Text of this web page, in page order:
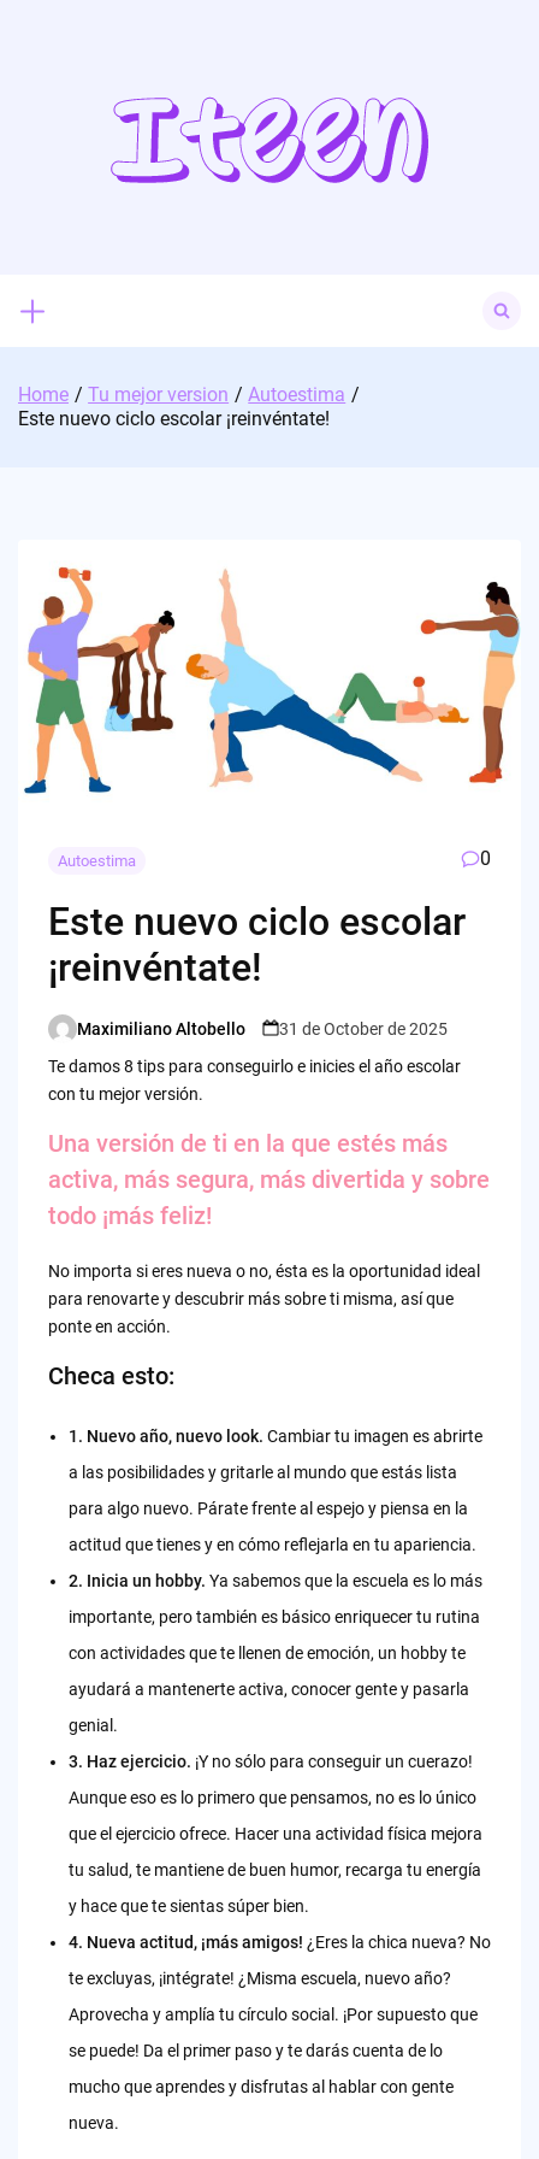
for:
Home Tu mejor version
Autoestima
Este nuevo ciclo escolar ¡reinvéntate!
Autoestima 0
Este nuevo ciclo escolar
¡reinvéntate!
Posted
by
Maximiliano Altobello
31 de October de 2025
Te damos 8 tips para conseguirlo e inicies el año escolar
con tu mejor versión.
Una versión de ti en la que estés más
activa, más segura, más divertida y sobre
todo ¡más feliz!
No importa si eres nueva o no, ésta es la oportunidad ideal
para renovarte y descubrir más sobre ti misma, así que
ponte en acción.
Checa esto:
1. Nuevo año, nuevo look. Cambiar tu imagen es abrirte
a las posibilidades y gritarle al mundo que estás lista
para algo nuevo. Párate frente al espejo y piensa en la
actitud que tienes y en cómo reflejarla en tu apariencia.
2. Inicia un hobby. Ya sabemos que la escuela es lo más
importante, pero también es básico enriquecer tu rutina
con actividades que te llenen de emoción, un hobby te
ayudará a mantenerte activa, conocer gente y pasarla
genial.
3. Haz ejercicio. ¡Y no sólo para conseguir un cuerazo!
Aunque eso es lo primero que pensamos, no es lo único
que el ejercicio ofrece. Hacer una actividad física mejora
tu salud, te mantiene de buen humor, recarga tu energía
y hace que te sientas súper bien.
4. Nueva actitud, ¡más amigos! ¿Eres la chica nueva? No
te excluyas, ¡intégrate! ¿Misma escuela, nuevo año?
Aprovecha y amplía tu círculo social. ¡Por supuesto que
se puede! Da el primer paso y te darás cuenta de lo
mucho que aprendes y disfrutas al hablar con gente
nueva.